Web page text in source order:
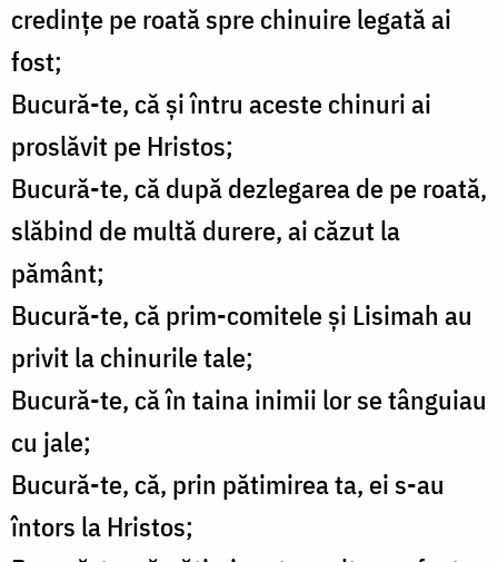
credinţe pe roată spre chinuire legată ai
fost;
Bucură-te, că şi întru aceste chinuri ai
proslăvit pe Hristos;
Bucură-te, că după dezlegarea de pe roată,
slăbind de multă durere, ai căzut la
pământ;
Bucură-te, că prim-comitele şi Lisimah au
privit la chinurile tale;
Bucură-te, că în taina inimii lor se tânguiau
cu jale;
Bucură-te, că, prin pătimirea ta, ei s-au
întors la Hristos;